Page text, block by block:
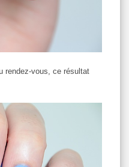
rendez-vous, ce résultat